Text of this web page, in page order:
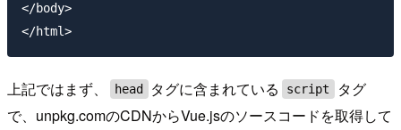
</body>
上記ではまず、 head タグに含まれている script
タグ
で、unpkg.comのCDNからVue.jsのソースコードを取得して